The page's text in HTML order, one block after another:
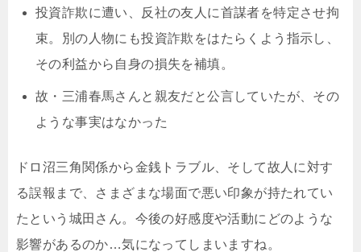
投資詐欺に遭い、反社の友人に首謀者を特定させ拘
束。別の人物にも投資詐欺をはたらくよう指示し、
その利益から自身の損失を補填。
故・三浦春馬さんと親友だと公言していたが、その
ような事実はなかった
ドロ沼三角関係から金銭トラブル、そして故人に対す
る誤報まで、さまざまな場面で悪い印象が持たれてい
たという城田さん。今後の好感度や活動にどのような
影響があるのか…気になってしまいますね。